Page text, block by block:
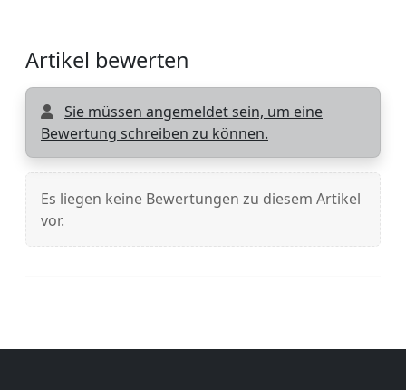
Artikel bewerten
Sie müssen angemeldet sein, um eine
Bewertung schreiben zu können.
Es liegen keine Bewertungen zu diesem Artikel
vor.